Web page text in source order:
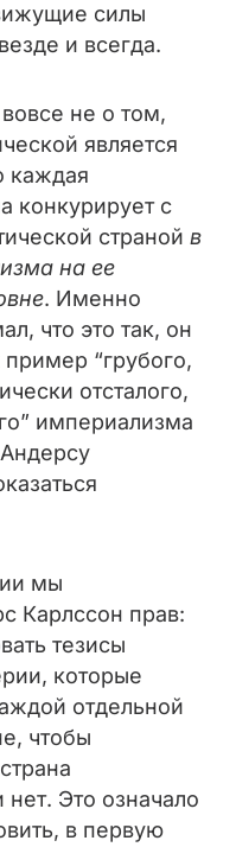
силы
и всегда.
не о том,
является
каждая
конкурирует с
страной в
на ее
. Именно
что это так, он
“грубого,
отсталого,
империализма
мы
Карлссон прав:
тезисы
которые
отдельной
чтобы
Это означало
в первую